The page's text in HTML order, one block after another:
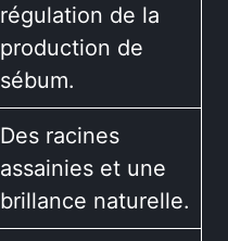
régulation de la
production de
sébum.
Des racines
assainies et une
brillance naturelle.